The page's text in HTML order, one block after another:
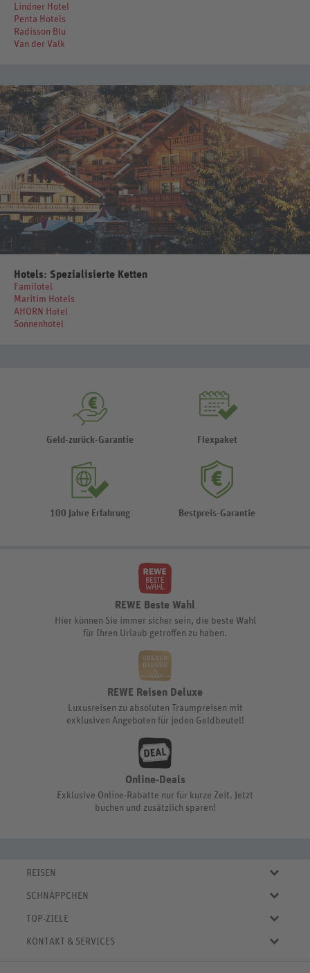
Lindner Hotel
Penta Hotels
Radisson Blu
Van der Valk
Hotels: Spezialisierte Ketten
Familotel
Maritim Hotels
AHORN Hotel
Sonnenhotel
Geld-zurück-Garantie Flexpaket
100 Jahre Erfahrung Bestpreis-Garantie
REWE Beste Wahl
Hier können Sie immer sicher sein, die beste Wahl
für Ihren Urlaub getroffen zu haben.
REWE Reisen Deluxe
Luxusreisen zu absoluten Traumpreisen mit
exklusiven Angeboten für jeden Geldbeutel!
Online-Deals
Exklusive Online-Rabatte nur für kurze Zeit. Jetzt
buchen und zusätzlich sparen!
REISEN
Eigene Anreise
Städtereisen
SCHNÄPPCHEN
Aktuelle Reiseangebote
Online-Deals
TOP-ZIELE
Urlaub in Deutschland
KONTAKT & SERVICES